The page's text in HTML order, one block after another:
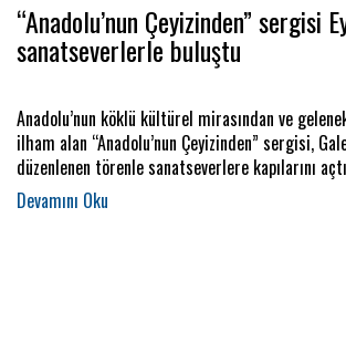
Yaz Şenlikleri Göktürk ve
devam etti
Eyüpsultan Belediyesi, ilçede yaşayan çocuklar
düzenliyor. Düzenlenen şenlikler sayesinde
yaz tatili yaşıyor.